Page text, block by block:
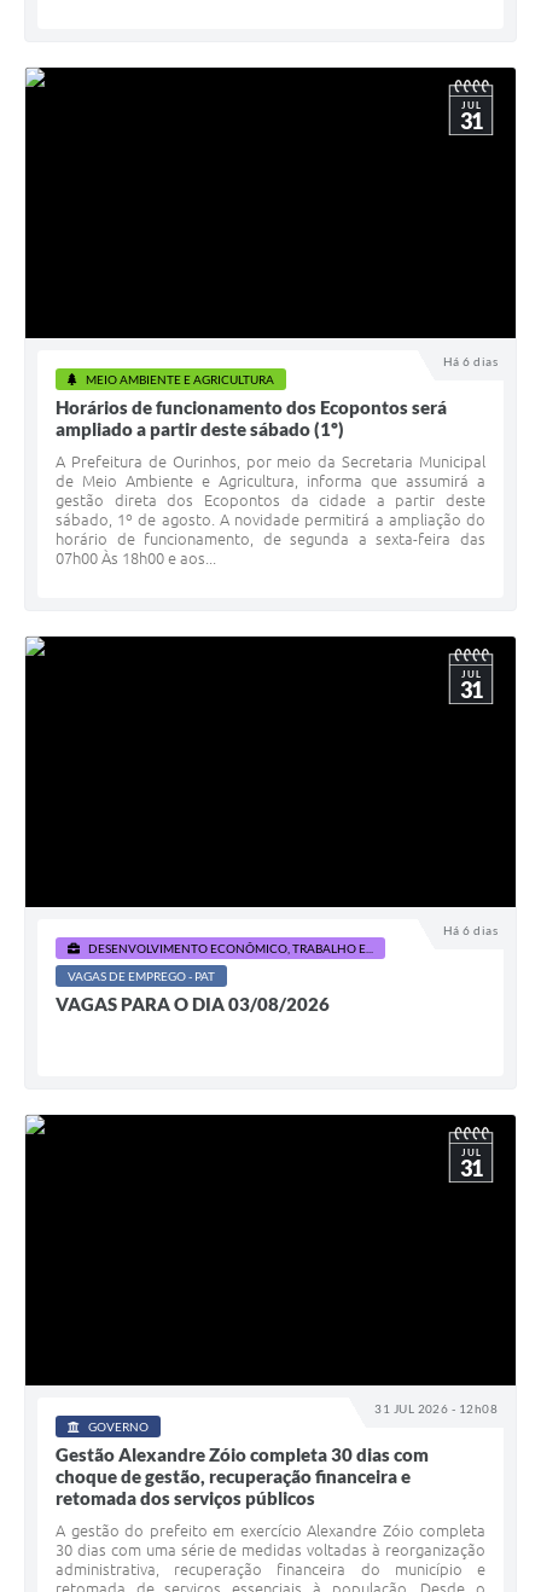
Há 6 dias
JUL
31
MEIO AMBIENTE E AGRICULTURA
Horários de funcionamento dos Ecopontos será
ampliado a partir deste sábado (1º)
A Prefeitura de Ourinhos, por meio da Secretaria Municipal
de Meio Ambiente e Agricultura, informa que assumirá a
gestão direta dos Ecopontos da cidade a partir deste
sábado, 1º de agosto. A novidade permitirá a ampliação do
horário de funcionamento, de segunda a sexta-feira das
07h00 Às 18h00 e aos...
Há 6 dias
JUL
31
DESENVOLVIMENTO ECONÔMICO, TRABALHO E...
VAGAS DE EMPREGO - PAT
VAGAS PARA O DIA 03/08/2026
31 JUL 2026 - 12h08
JUL
31
GOVERNO
Gestão Alexandre Zóio completa 30 dias com
choque de gestão, recuperação financeira e
retomada dos serviços públicos
A gestão do prefeito em exercício Alexandre Zóio completa
30 dias com uma série de medidas voltadas à reorganização
administrativa, recuperação financeira do município e
retomada de serviços essenciais à população. Desde o